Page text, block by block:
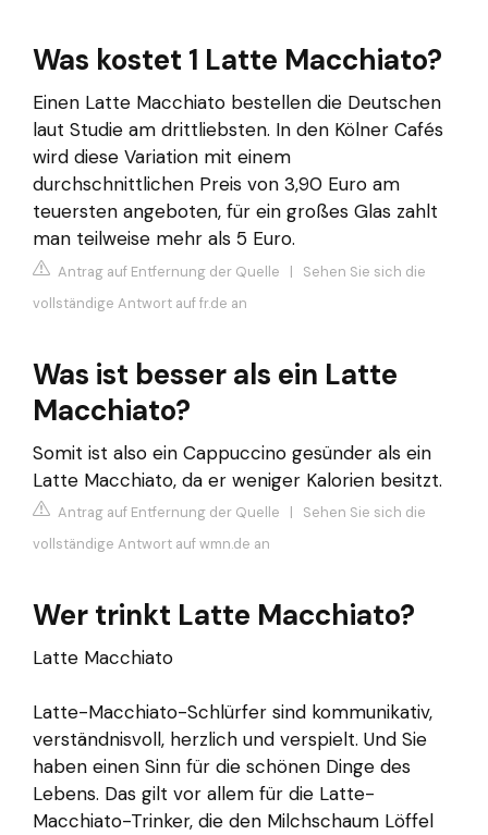
Was kostet 1 Latte Macchiato?
Einen Latte Macchiato bestellen die Deutschen
laut Studie am drittliebsten. In den Kölner Cafés
wird diese Variation mit einem
durchschnittlichen Preis von 3,90 Euro am
teuersten angeboten, für ein großes Glas zahlt
man teilweise mehr als 5 Euro.
Antrag auf Entfernung der Quelle | Sehen Sie sich die
vollständige Antwort auf fr.de an
Was ist besser als ein Latte
Macchiato?
Somit ist also ein Cappuccino gesünder als ein
Latte Macchiato, da er weniger Kalorien besitzt.
Antrag auf Entfernung der Quelle | Sehen Sie sich die
vollständige Antwort auf wmn.de an
Wer trinkt Latte Macchiato?
Latte Macchiato
Latte-Macchiato-Schlürfer sind kommunikativ,
verständnisvoll, herzlich und verspielt. Und Sie
haben einen Sinn für die schönen Dinge des
Lebens. Das gilt vor allem für die Latte-
Macchiato-Trinker, die den Milchschaum Löffel